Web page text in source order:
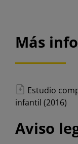
Más
Estudio
infantil (2016)
Aviso